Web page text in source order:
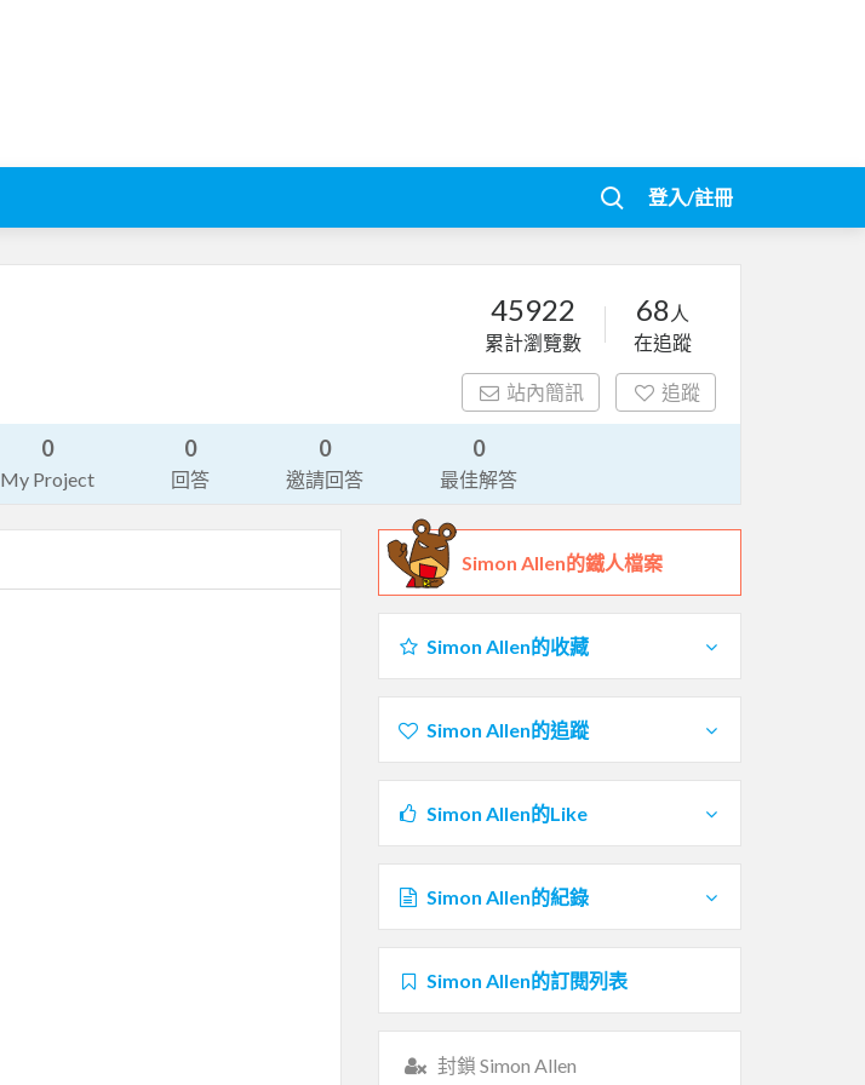
登入/註冊
45922
累計瀏覽數
68 人
在追蹤
站內簡訊 追蹤
0
My Project
0
回答
0
邀請回答
0
最佳解答
Simon Allen的鐵人檔案
Simon Allen的收藏
Simon Allen的追蹤
Simon Allen的Like
Simon Allen的紀錄
Simon Allen的訂閱列表
封鎖 Simon Allen